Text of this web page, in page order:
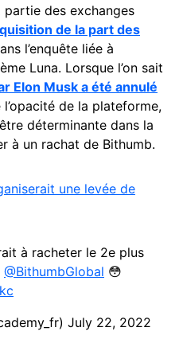
partie des exchanges
de la part des
l’enquête liée à
Luna. Lorsque l’on sait
Elon Musk a été annulé
de la plateforme,
déterminante dans la
à un rachat de Bithumb.
une levée de
à racheter le 2e plus
@BithumbGlobal 😳
July 22, 2022